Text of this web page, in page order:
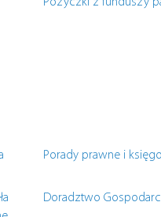
Porady prawne i
Doradztwo